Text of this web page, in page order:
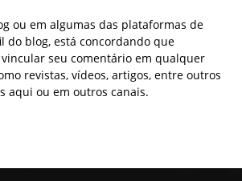
ou em algumas das plataformas de
do blog, está concordando que
seu comentário em qualquer
revistas, vídeos, artigos, entre outros
aqui ou em outros canais.